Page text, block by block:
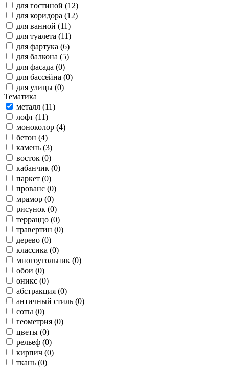
для гостиной (12)
для коридора (12)
для ванной (11)
для туалета (11)
для фартука (6)
для балкона (5)
для фасада (0)
для бассейна (0)
для улицы (0)
Тематика
металл (11)
лофт (11)
моноколор (4)
бетон (4)
камень (3)
восток (0)
кабанчик (0)
паркет (0)
прованс (0)
мрамор (0)
рисунок (0)
терраццо (0)
травертин (0)
дерево (0)
классика (0)
многоугольник (0)
обои (0)
оникс (0)
абстракция (0)
античный стиль (0)
соты (0)
геометрия (0)
цветы (0)
рельеф (0)
кирпич (0)
ткань (0)